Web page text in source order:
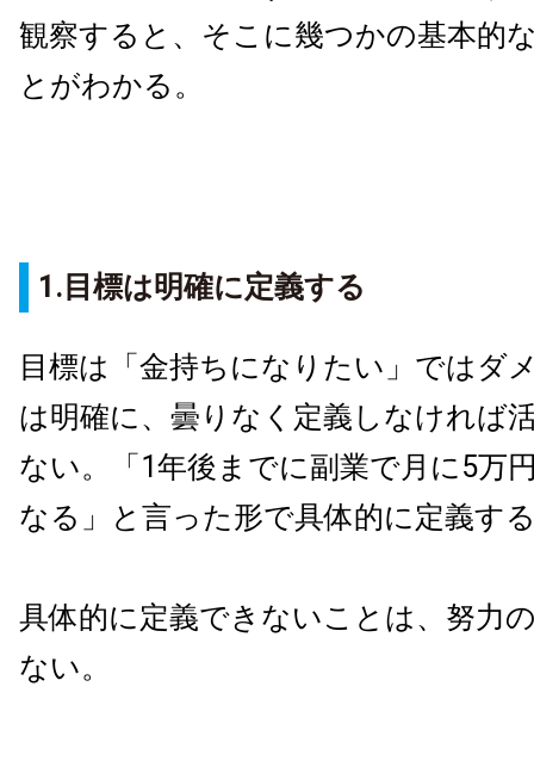
観察すると、そこに幾つかの基本的
とがわかる。
1.目標は明確に定義する
目標は「金持ちになりたい」ではダ
は明確に、曇りなく定義しなければ
ない。「1年後までに副業で月に5万
なる」と言った形で具体的に定義す
具体的に定義できないことは、努力
ない。